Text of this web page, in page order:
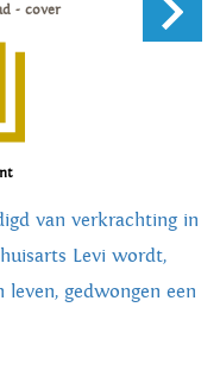
van verkrachting in
Levi wordt,
gedwongen een